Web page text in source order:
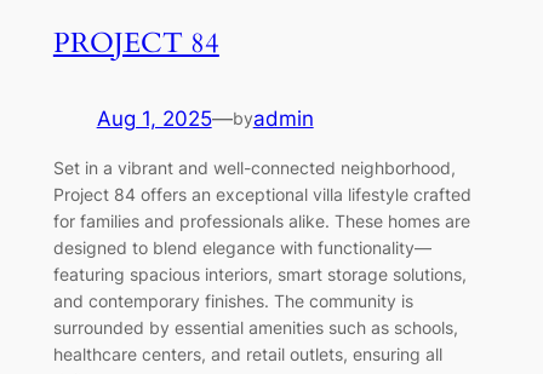
PROJECT 84
Aug 1, 2025—byadmin
Set in a vibrant and well-connected neighborhood,
Project 84 offers an exceptional villa lifestyle crafted
for families and professionals alike. These homes are
designed to blend elegance with functionality—
featuring spacious interiors, smart storage solutions,
and contemporary finishes. The community is
surrounded by essential amenities such as schools,
healthcare centers, and retail outlets, ensuring all